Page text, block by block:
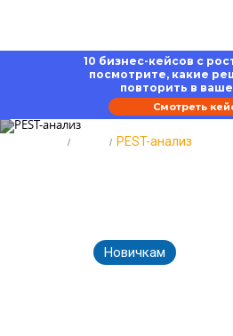
10 бизнес-кейсов с
посмотрите, какие
повторить в
Смотреть
PEST-анализ
Новичкам